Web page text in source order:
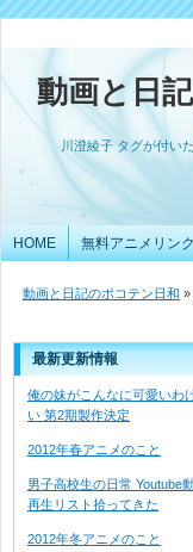
動画と日
川澄綾子 タグが付い
動画と日記のポコテン日和 »
最新更新情報
俺の妹がこんなに可愛いわ
い 第2期製作決定
2012年春アニメのこと
男子高校生の日常 Youtube
再生リスト拾ってきた
2012年冬アニメのこと
HOME 無料アニメリンク